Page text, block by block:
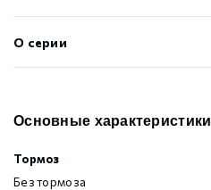
О серии
Основные характеристики
Тормоз
Без тормоза